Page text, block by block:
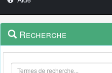
Navigation
outils
Menu
contextuel
Recherche